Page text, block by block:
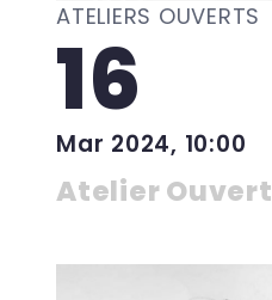
ATELIERS OUVERTS
16
Mar 2024, 10:00
Atelier Ouvert